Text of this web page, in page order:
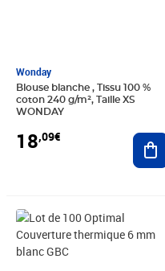
Wonday
Blouse blanche , Tissu 100 %
coton 240 g/m², Taille XS
WONDAY
18,09€
Prix 68,28€